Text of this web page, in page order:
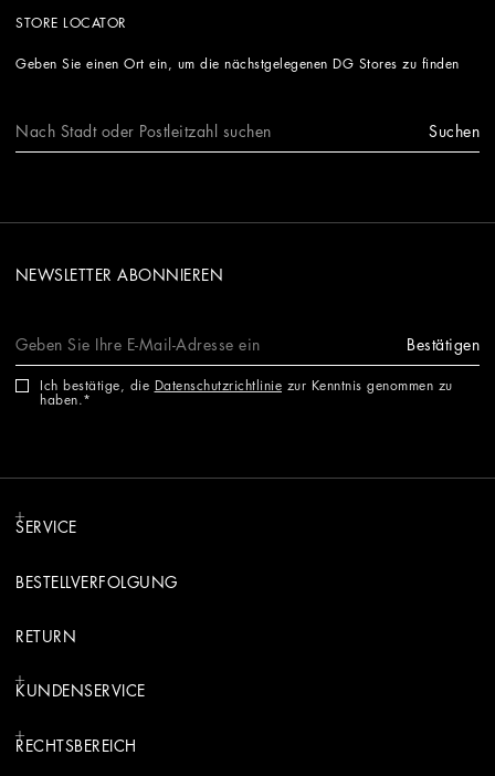
STORE LOCATOR
Geben Sie einen Ort ein, um die nächstgelegenen DG Stores zu finden
Suchen
NEWSLETTER ABONNIEREN
Bestätigen
Ich bestätige, die Datenschutzrichtlinie zur Kenntnis genommen zu
haben.
SERVICE
BESTELLVERFOLGUNG
RETURN
KUNDENSERVICE
RECHTSBEREICH